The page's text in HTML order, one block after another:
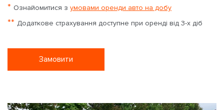
* Ознайомитися з умовами оренди авто на добу
** Додаткове страхування доступне при оренді від 3-х діб
Замовити